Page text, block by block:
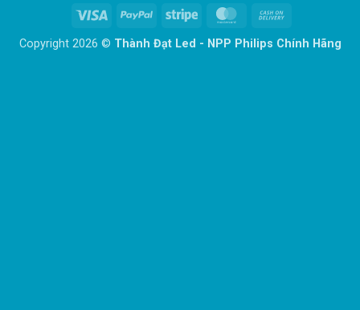
Visa PayPal Stripe MasterCard
Delivery
Copyright 2026 © Thành Đạt Led - NPP Philips Chính Hãng